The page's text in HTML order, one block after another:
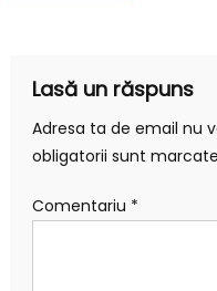
Lasă un răspuns
Adresa ta de email nu
obligatorii sunt
Comentariu *